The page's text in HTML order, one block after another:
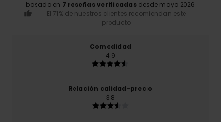
basado en 7 reseñas verificadas desde mayo 2026
El 71% de nuestros clientes recomiendan este
producto
Comodidad
4.9
Relación calidad-precio
3.8